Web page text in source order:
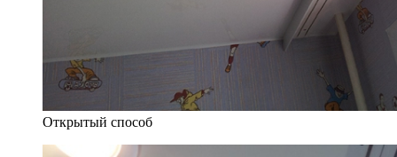
Открытый способ